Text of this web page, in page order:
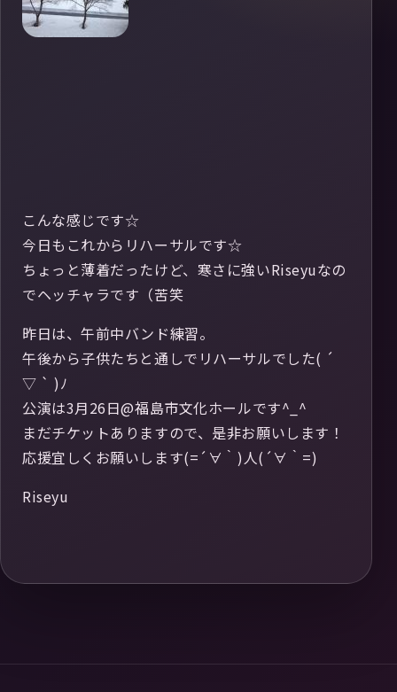
こんな感じです☆
今日もこれからリハーサルです☆
ちょっと薄着だったけど、寒さに強いRiseyuなの
でヘッチャラです（苦笑
昨日は、午前中バンド練習。
午後から子供たちと通しでリハーサルでした( ´
▽ ` )ﾉ
公演は3月26日@福島市文化ホールです^_^
まだチケットありますので、是非お願いします！
応援宜しくお願いします(=´∀｀)人(´∀｀=)
Riseyu